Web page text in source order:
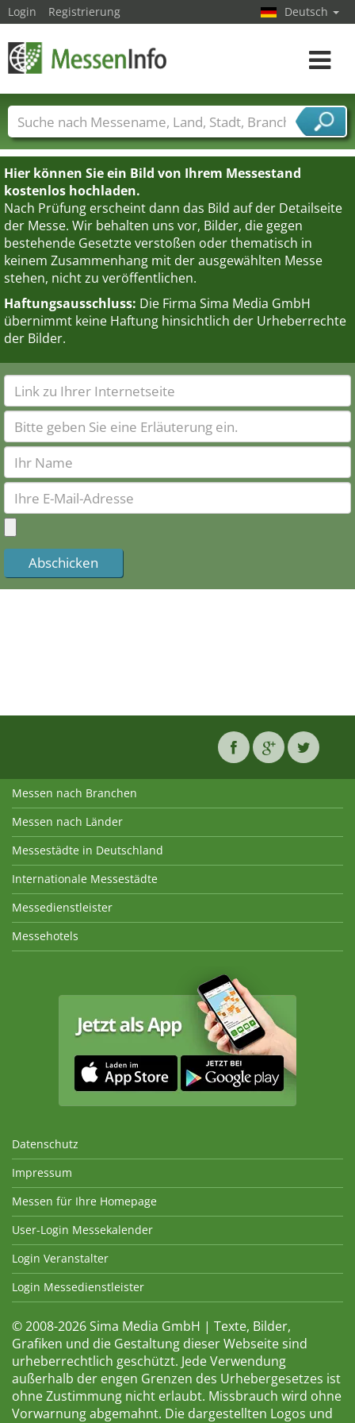
Hier können Sie ein Bild von Ihrem Messestand
kostenlos hochladen.
Nach Prüfung erscheint dann das Bild auf der Detailseite
der Messe. Wir behalten uns vor, Bilder, die gegen
bestehende Gesetzte verstoßen oder thematisch in
keinem Zusammenhang mit der ausgewählten Messe
stehen, nicht zu veröffentlichen.
Haftungsausschluss: Die Firma Sima Media GmbH
übernimmt keine Haftung hinsichtlich der Urheberrechte
der Bilder.
Login Registrierung Deutsch
Toggle
Messenamen Länder Städte
Branchen
Dienstleisterbranchen
Messen nach Branchen
Messen nach Länder
Messestädte in Deutschland
Internationale Messestädte
Messedienstleister
Messehotels
Datenschutz
Impressum
Messen für Ihre Homepage
User-Login Messekalender
Login Veranstalter
Login Messedienstleister
© 2008-2026 Sima Media GmbH | Texte, Bilder,
Grafiken und die Gestaltung dieser Webseite sind
urheberrechtlich geschützt. Jede Verwendung
außerhalb der engen Grenzen des Urhebergesetzes ist
ohne Zustimmung nicht erlaubt. Missbrauch wird ohne
Vorwarnung abgemahnt. Die dargestellten Logos und